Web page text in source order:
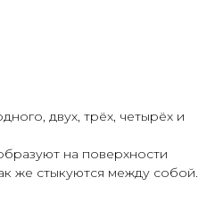
двух, трёх, четырёх и
на поверхности
же стыкуются между собой.